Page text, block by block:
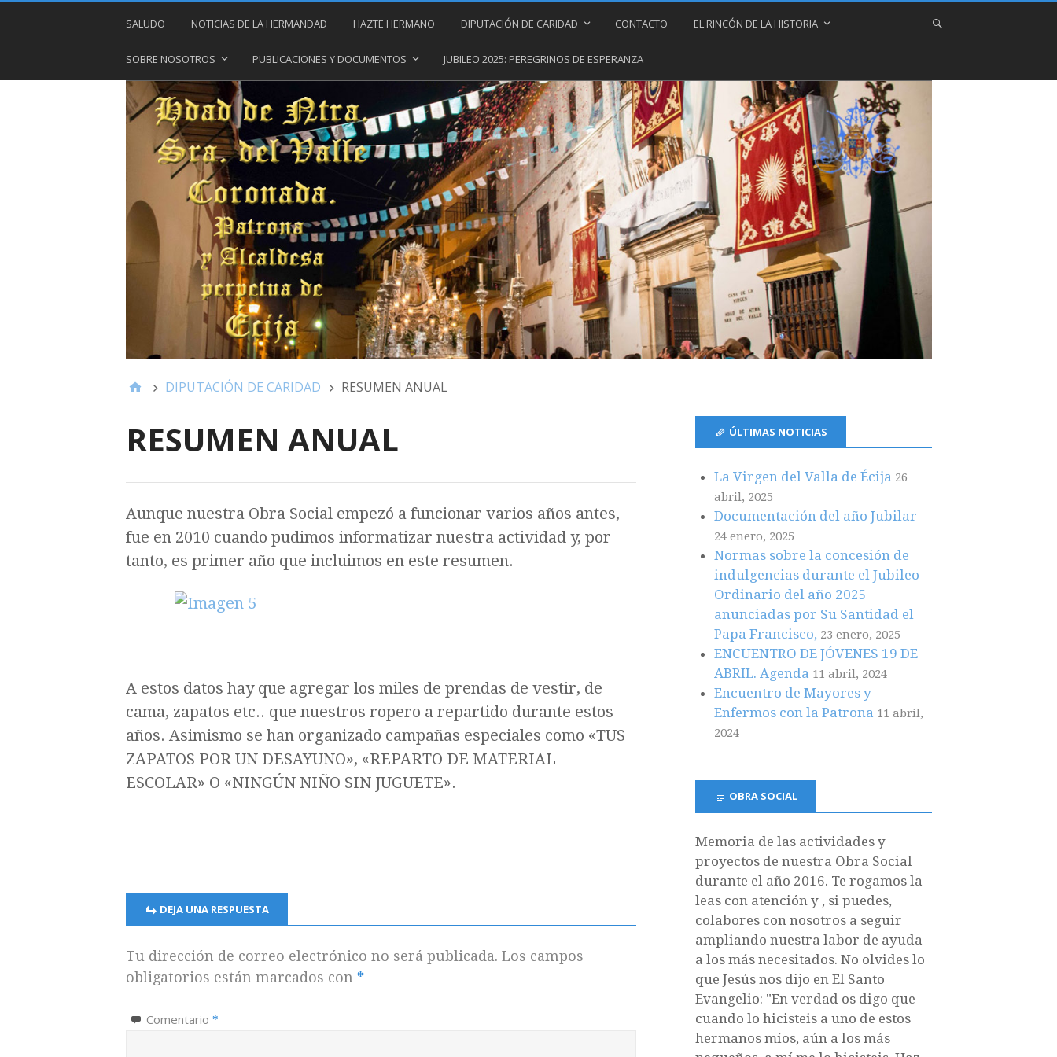
SALUDO NOTICIAS DE LA HERMANDAD HAZTE HERMANO DIPUTACIÓN DE CARIDAD CONTACTO EL RINCÓN DE LA HISTORIA
SOBRE NOSOTROS PUBLICACIONES Y DOCUMENTOS JUBILEO 2025: PEREGRINOS DE ESPERANZA
DIPUTACIÓN DE CARIDAD RESUMEN ANUAL
RESUMEN ANUAL
Aunque nuestra Obra Social empezó a funcionar varios años antes,
fue en 2010 cuando pudimos informatizar nuestra actividad y, por
tanto, es primer año que incluimos en este resumen.
A estos datos hay que agregar los miles de prendas de vestir, de
cama, zapatos etc.. que nuestros ropero a repartido durante estos
años. Asimismo se han organizado campañas especiales como «TUS
ZAPATOS POR UN DESAYUNO», «REPARTO DE MATERIAL
ESCOLAR» O «NINGÚN NIÑO SIN JUGUETE».
DEJA UNA RESPUESTA
Tu dirección de correo electrónico no será publicada. Los campos
obligatorios están marcados con *
Comentario *
ÚLTIMAS NOTICIAS
La Virgen del Valla de Écija 26
abril, 2025
Documentación del año Jubilar
24 enero, 2025
Normas sobre la concesión de
indulgencias durante el Jubileo
Ordinario del año 2025
anunciadas por Su Santidad el
Papa Francisco, 23 enero, 2025
ENCUENTRO DE JÓVENES 19 DE
ABRIL. Agenda 11 abril, 2024
Encuentro de Mayores y
Enfermos con la Patrona 11 abril,
2024
OBRA SOCIAL
Memoria de las actividades y
proyectos de nuestra Obra Social
durante el año 2016. Te rogamos la
leas con atención y , si puedes,
colabores con nosotros a seguir
ampliando nuestra labor de ayuda
a los más necesitados. No olvides lo
que Jesús nos dijo en El Santo
Evangelio: "En verdad os digo que
cuando lo hicisteis a uno de estos
hermanos míos, aún a los más